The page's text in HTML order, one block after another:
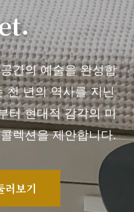
간의 예술을 완성합
천 년의 역사를 지닌
터 현대적 감각의 미
렉션을 제안합니다.
러보기